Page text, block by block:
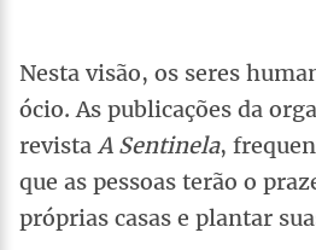
Nesta visão, os seres
ócio. As publicações da
revistaA Sentinela,
que as pessoas terão o
próprias casas e plantar